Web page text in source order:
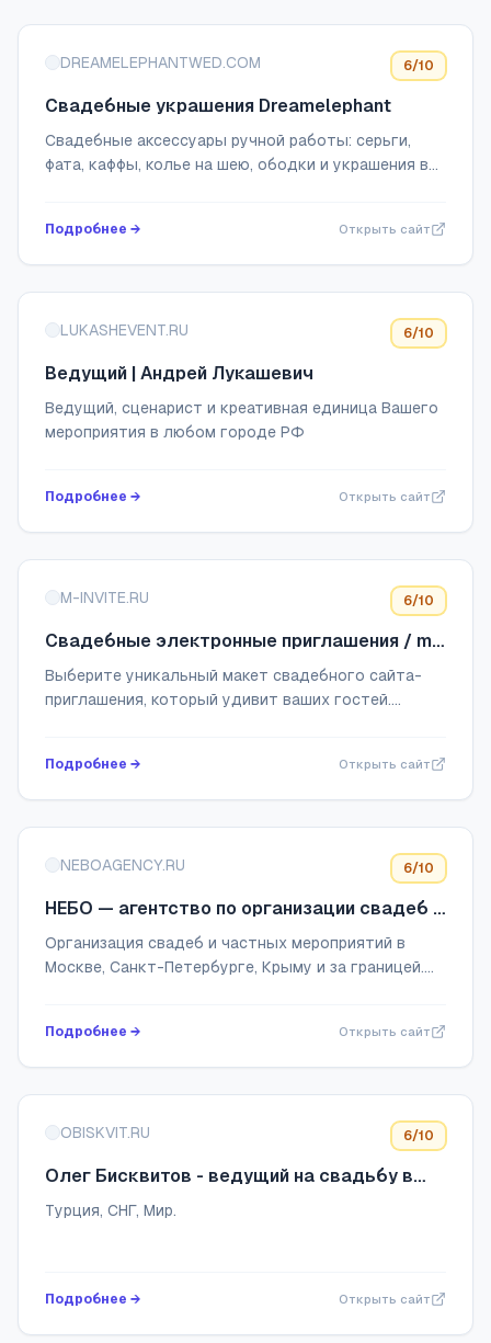
DREAMELEPHANTWED.COM 6/10
Свадебные украшения Dreamelephant
Cвадебные аксессуары ручной работы: серьги,
фата, каффы, колье на шею, ободки и украшения в
Подробнее → Открыть сайт
LUKASHEVENT.RU 6/10
Ведущий | Андрей Лукашевич
Ведущий, сценарист и креативная единица Вашего
мероприятия в любом городе РФ
Подробнее → Открыть сайт
M-INVITE.RU 6/10
Свадебные электронные приглашения / m-
invite.ru
Выберите уникальный макет свадебного сайта-
приглашения, который удивит ваших гостей.
Подробнее → Открыть сайт
NEBOAGENCY.RU 6/10
НЕБО — агентство по организации свадеб и
частных мероприятий. Входим в ТОП-15
агентств России. Лучшее свадебное
Организация свадеб и частных мероприятий в
Москве, Санкт-Петербурге, Крыму и за границей.
Подробнее → Открыть сайт
OBISKVIT.RU 6/10
Олег Бисквитов - ведущий на свадьбу в
Турции
Турция, СНГ, Мир.
Подробнее → Открыть сайт